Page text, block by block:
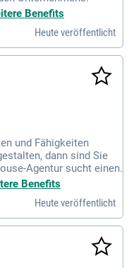
Benefits
Heute veröffentlicht
und Fähigkeiten
dann sind Sie
Agentur sucht einen.
Benefits
Heute veröffentlicht